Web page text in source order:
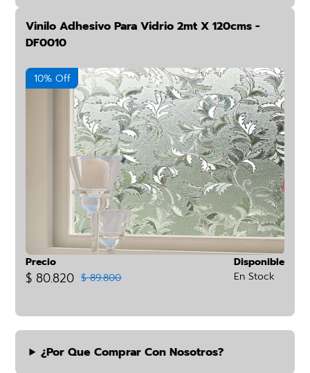
Vinilo Adhesivo Para Vidrio 2mt X 120cms -
DF0010
10% Off
Precio
$ 80.820 $ 89.800
Disponible
En Stock
¿por Que Comprar Con Nosotros?